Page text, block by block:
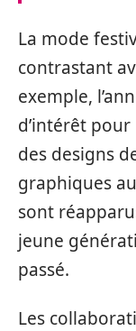
La mode
contrastant
exemple,
d’intérêt
des designs
graphiques
sont
jeune
passé.
Les